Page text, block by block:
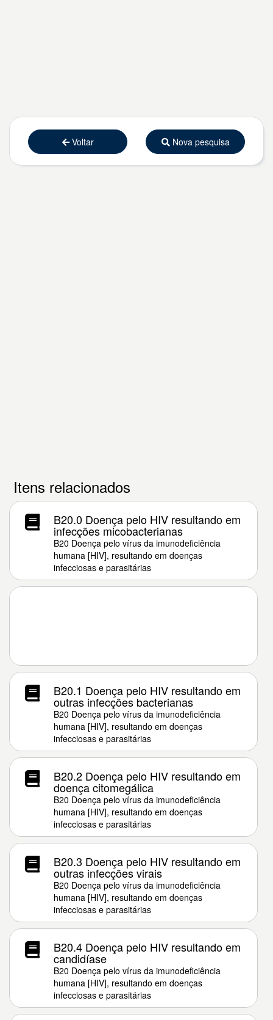
Voltar Nova pesquisa
Itens relacionados
B20.0 Doença pelo HIV resultando em
infecções micobacterianas
B20 Doença pelo vírus da imunodeficiência
humana [HIV], resultando em doenças
infecciosas e parasitárias
B20.1 Doença pelo HIV resultando em
outras infecções bacterianas
B20 Doença pelo vírus da imunodeficiência
humana [HIV], resultando em doenças
infecciosas e parasitárias
B20.2 Doença pelo HIV resultando em
doença citomegálica
B20 Doença pelo vírus da imunodeficiência
humana [HIV], resultando em doenças
infecciosas e parasitárias
B20.3 Doença pelo HIV resultando em
outras infecções virais
B20 Doença pelo vírus da imunodeficiência
humana [HIV], resultando em doenças
infecciosas e parasitárias
B20.4 Doença pelo HIV resultando em
candidíase
B20 Doença pelo vírus da imunodeficiência
humana [HIV], resultando em doenças
infecciosas e parasitárias